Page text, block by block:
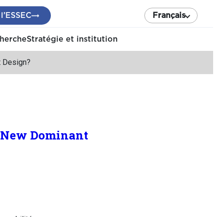
Français
Stratégie et institution
Design?
Dominant